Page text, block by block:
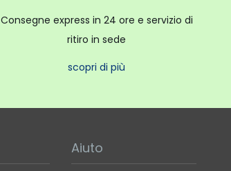
Consegne express in 24 ore e servizio di
ritiro in sede
scopri di più
Aiuto